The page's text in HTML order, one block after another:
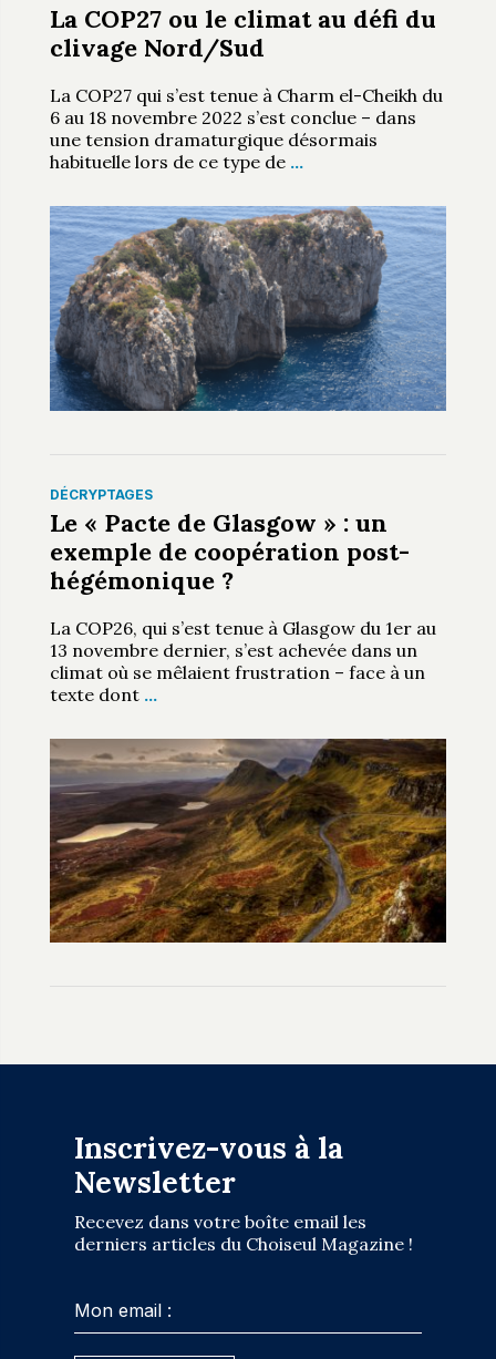
La COP27 ou le climat au défi du
clivage Nord/Sud
La COP27 qui s’est tenue à Charm el-Cheikh du
6 au 18 novembre 2022 s’est conclue – dans
une tension dramaturgique désormais
habituelle lors de ce type de …
DÉCRYPTAGES
Le « Pacte de Glasgow » : un
exemple de coopération post-
hégémonique ?
La COP26, qui s’est tenue à Glasgow du 1er au
13 novembre dernier, s’est achevée dans un
climat où se mêlaient frustration – face à un
texte dont …
Inscrivez-vous à la
Newsletter
Recevez dans votre boîte email les
derniers articles du Choiseul Magazine !